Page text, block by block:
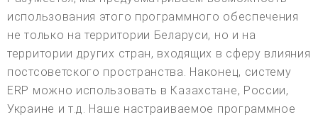
использования этого программного обеспечения
не только на территории Беларуси, но и на
территории других стран, входящих в сферу влияния
постсоветского пространства. Наконец, систему
ERP можно использовать в Казахстане, России,
Украине и т.д. Наше настраиваемое программное